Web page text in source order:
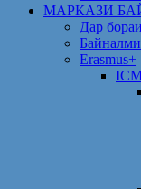
МАРКАЗИ
Дар
Erasmus+